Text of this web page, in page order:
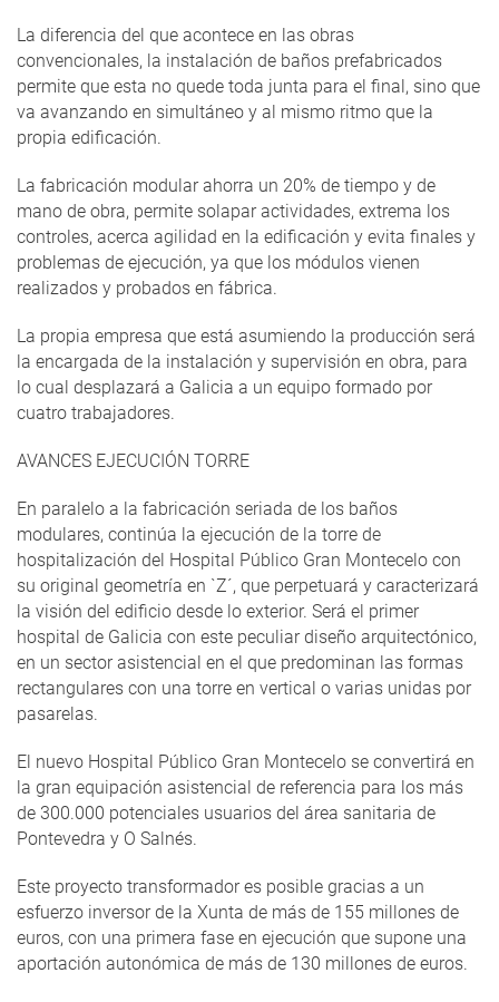
La diferencia del que acontece en las obras
convencionales, la instalación de baños prefabricados
permite que esta no quede toda junta para el final, sino que
va avanzando en simultáneo y al mismo ritmo que la
propia edificación.
La fabricación modular ahorra un 20% de tiempo y de
mano de obra, permite solapar actividades, extrema los
controles, acerca agilidad en la edificación y evita finales y
problemas de ejecución, ya que los módulos vienen
realizados y probados en fábrica.
La propia empresa que está asumiendo la producción será
la encargada de la instalación y supervisión en obra, para
lo cual desplazará a Galicia a un equipo formado por
cuatro trabajadores.
AVANCES EJECUCIÓN TORRE
En paralelo a la fabricación seriada de los baños
modulares, continúa la ejecución de la torre de
hospitalización del Hospital Público Gran Montecelo con
su original geometría en `Z´, que perpetuará y caracterizará
la visión del edificio desde lo exterior. Será el primer
hospital de Galicia con este peculiar diseño arquitectónico,
en un sector asistencial en el que predominan las formas
rectangulares con una torre en vertical o varias unidas por
pasarelas.
El nuevo Hospital Público Gran Montecelo se convertirá en
la gran equipación asistencial de referencia para los más
de 300.000 potenciales usuarios del área sanitaria de
Pontevedra y O Salnés.
Este proyecto transformador es posible gracias a un
esfuerzo inversor de la Xunta de más de 155 millones de
euros, con una primera fase en ejecución que supone una
aportación autonómica de más de 130 millones de euros.